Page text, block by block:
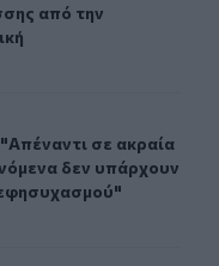
από την
καιρικά φαινόμενα
"Απέναντι σε ακραία
σε ακραία
δεν υπάρχουν